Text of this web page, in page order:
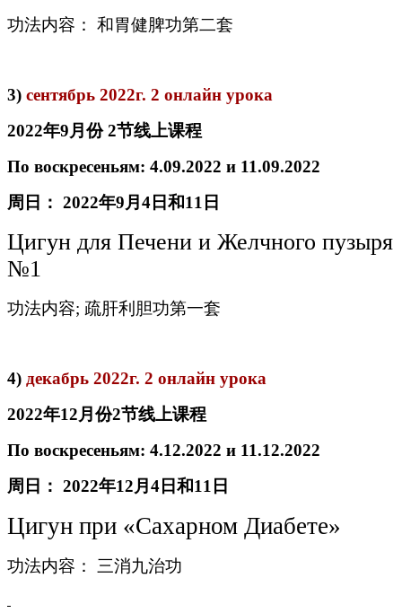
功法内容： 和胃健脾功第二套
3) сентябрь 2022г. 2 онлайн урока
2022年9月份2节线上课程
По воскресеньям: 4.09.2022 и 11.09.2022
周日： 2022年9月 4 日和11 日
Цигун для Печени и Желчного пузыря
№1
功法内容; 疏肝利胆功第一套
4) декабрь 2022г. 2 онлайн урока
2022年12月份2节线上课程
По воскресеньям: 4.12.2022 и 11.12.2022
周日： 2022年12月 4 日和11 日
Цигун при «Сахарном Диабете»
功法内容： 三消九治功